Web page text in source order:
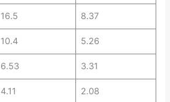
16.5 8.37
10.4 5.26
6.53 3.31
4.11 2.08